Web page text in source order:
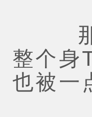
那种
整个身
也被一